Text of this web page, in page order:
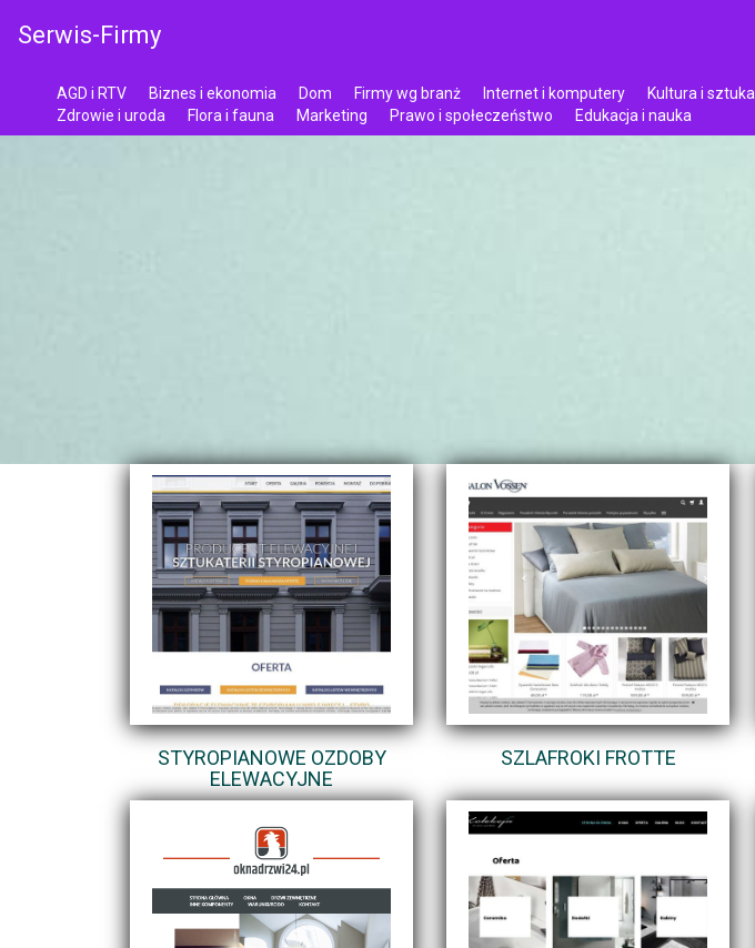
Serwis-Firmy
AGD i RTV Biznes i ekonomia Dom Firmy wg branż Internet i komputery Kultura i sztuka
Zdrowie i uroda
Flora i fauna Marketing Prawo i społeczeństwo Edukacja i nauka
STYROPIANOWE OZDOBY
ELEWACYJNE
SZLAFROKI FROTTE